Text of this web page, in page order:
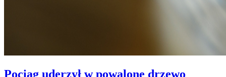
Pociąg uderzył w powalone drzewo